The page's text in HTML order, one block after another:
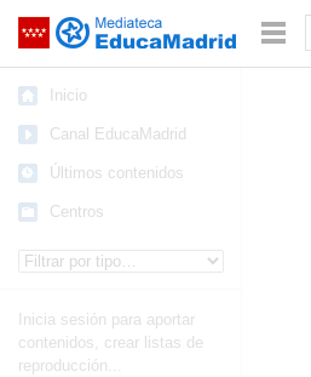
Saltar navegación
Inicio
Canal EducaMadrid
Últimos contenidos
Centros
Inicia sesión para aportar
contenidos, crear listas de
reproducción...